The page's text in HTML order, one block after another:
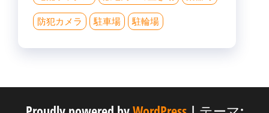
防犯カメラ 駐車場 駐輪場